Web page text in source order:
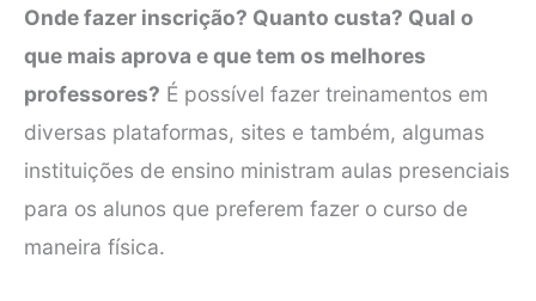
Onde fazer inscrição? Quanto custa? Qual o
que mais aprova e que tem os melhores
professores? É possível fazer treinamentos em
diversas plataformas, sites e também, algumas
instituições de ensino ministram aulas presenciais
para os alunos que preferem fazer o curso de
maneira física.